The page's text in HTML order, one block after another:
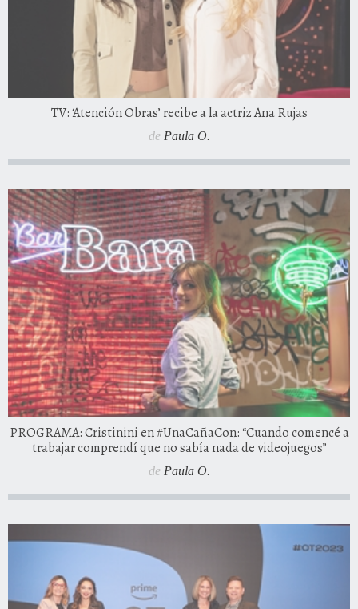
TV: ‘Atención Obras’ recibe a la actriz Ana Rujas
de Paula O.
PROGRAMA: Cristinini en #UnaCañaCon: “Cuando comencé a
trabajar comprendí que no sabía nada de videojuegos”
de Paula O.